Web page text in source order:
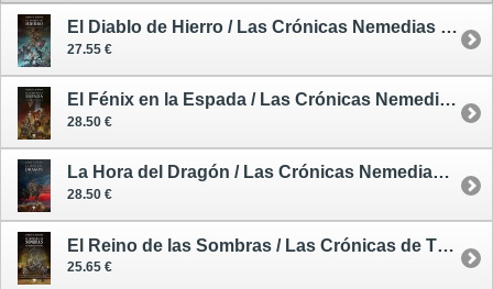
El Diablo de Hierro / Las Crónicas Nemedias 2 - tapa dura
27.55 €
El Fénix en la Espada / Las Crónicas Nemedias 3
28.50 €
La Hora del Dragón / Las Crónicas Nemedias 4 - rústica
28.50 €
El Reino de las Sombras / Las Crónicas de Thuria
25.65 €